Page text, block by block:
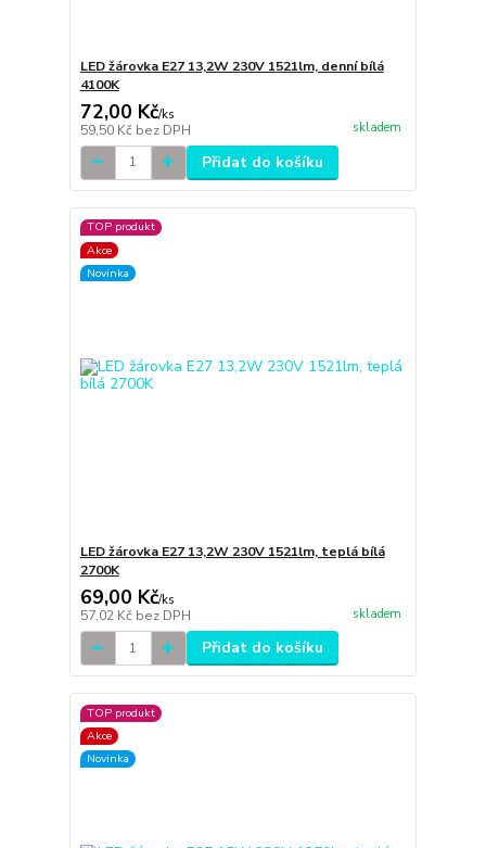
LED žárovka E27 13,2W 230V 1521lm, denní bílá
4100K
72,00 Kč/ks
59,50 Kč bez DPH skladem
Přidat do košíku
TOP produkt
Akce
Novinka
LED žárovka E27 13,2W 230V 1521lm, teplá bílá
2700K
69,00 Kč/ks
57,02 Kč bez DPH skladem
Přidat do košíku
TOP produkt
Akce
Novinka